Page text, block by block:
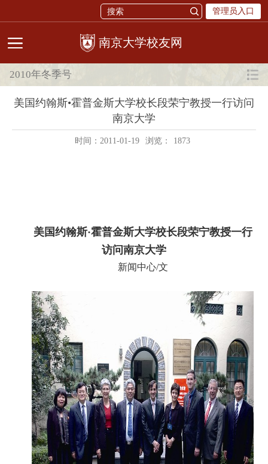
管理员入口
校友网
2010年冬季号
美国约翰斯•霍普金斯大学校长段荣宁教授一行访问
南京大学
时间：2011-01-19 浏览： 1873
美国约翰斯·霍普金斯大学校长段荣宁教授一行
访问南京大学
新闻中心/文